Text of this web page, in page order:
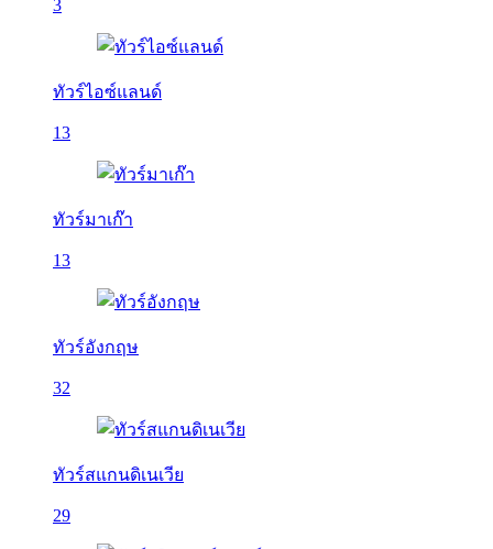
3
ทัวร์ไอซ์แลนด์
13
ทัวร์มาเก๊า
13
ทัวร์อังกฤษ
32
ทัวร์สแกนดิเนเวีย
29